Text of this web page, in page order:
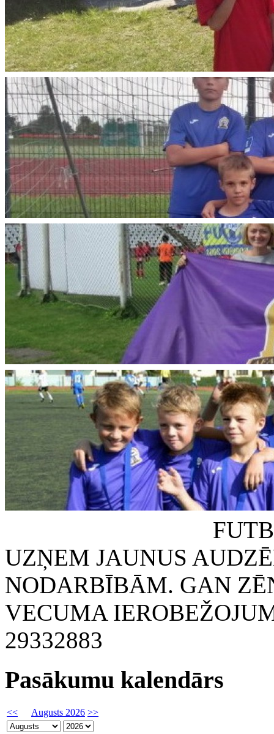
FUTBOLA
UZŅEM JAUNUS
NODARBĪBĀM. GAN
VECUMA
29332883
Pasākumu kalendārs
<< Augusts 2026 >>